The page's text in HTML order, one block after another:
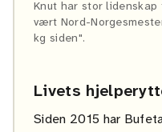
Knut har stor
vært Nord-
kg siden".
Livets
Siden 2015 har